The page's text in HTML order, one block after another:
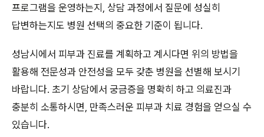
프로그램을 운영하는지, 상담 과정에서 질문에 성실히
답변하는지도 병원 선택의 중요한 기준이 됩니다.
성남시에서 피부과 진료를 계획하고 계시다면 위의 방법을
활용해 전문성과 안전성을 모두 갖춘 병원을 선별해 보시기
바랍니다. 초기 상담에서 궁금증을 명확히 하고 의료진과
충분히 소통하시면, 만족스러운 피부과 치료 경험을 얻으실 수
있습니다.